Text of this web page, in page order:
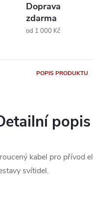
Doprava
zdarma
od 1 000 Kč
POPIS PRODUKTU
kabel pro přívod
svítidel.